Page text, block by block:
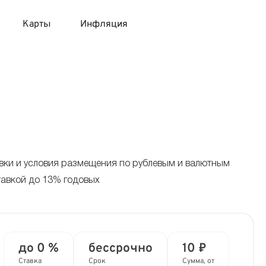
Карты
с моментальным решением
Инфляция
и условия размещения по рублевым и валютным
до 13% годовых
до 0 %
Ставка
бессрочно
Срок
10 ₽
Сумма, от